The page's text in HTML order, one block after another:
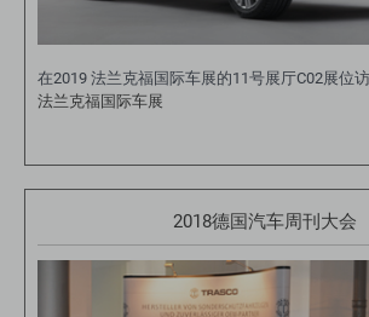
在2019 法兰克福国际车展的11号展厅C02展位
法兰克福国际车展
2018德国汽车周刊大会